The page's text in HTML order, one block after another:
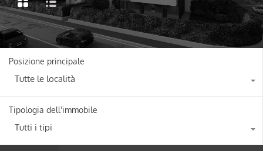
Posizione principale
Tutte le località
Tipologia dell'immobile
Tutti i tipi